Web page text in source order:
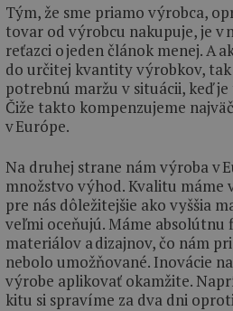
Tým, že sme priamo výrobca,
tovar od výrobcu nakupuje, je v
reťazci o jeden článok menej. A
do určitej kvantity výrobkov,
potrebnú maržu v situácii, keď
Čiže takto kompenzujeme
v Európe.
Na druhej strane nám výroba v
množstvo výhod. Kvalitu máme
pre nás dôležitejšie ako vyššia
veľmi oceňujú. Máme
materiálov a dizajnov, čo nám
nebolo umožňované. Inovácie
výrobe aplikovať okamžite.
kitu si spravíme za dva dni